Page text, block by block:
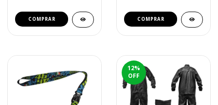
COMPRAR COMPRAR
12%
OFF